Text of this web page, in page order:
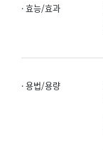
· 효능/효과
· 용법/용량